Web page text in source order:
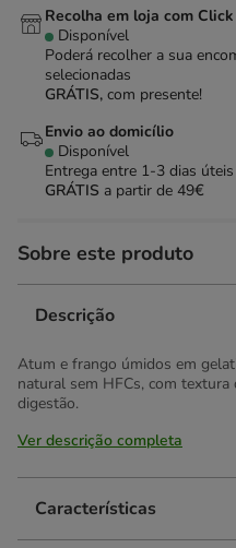
Recolha em loja com
Disponível
Poderá recolher a sua
selecionadas
GRÁTIS, com presente!
Envio ao domicílio
Disponível
Entrega entre 1-3 dias úteis
GRÁTIS a partir de 49€
Sobre este produto
Descrição
Atum e frango úmidos em
natural sem HFCs, com
digestão.
Ver descrição completa
Características